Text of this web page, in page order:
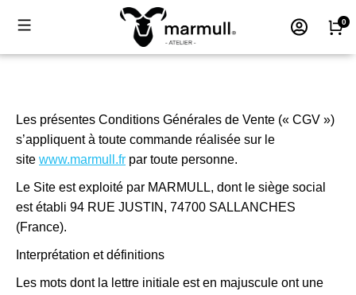
Les présentes Conditions Générales de Vente (« CGV »)
s’appliquent à toute commande réalisée sur le
site www.marmull.fr par toute personne.
Le Site est exploité par MARMULL, dont le siège social
est établi 94 RUE JUSTIN, 74700 SALLANCHES
(France).
Interprétation et définitions
Les mots dont la lettre initiale est en majuscule ont une